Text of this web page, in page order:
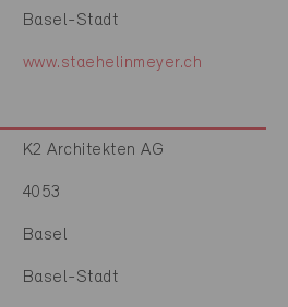
Basel-Stadt
www.staehelinmeyer.ch
K2 Architekten AG
4053
Basel
Basel-Stadt